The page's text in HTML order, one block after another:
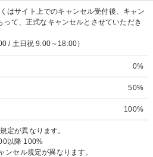
はサイト上でのキャンセル受付後、キャン
て、正式なキャンセルとさせていただき
/ 土日祝 9:00～18:00）
0%
50%
100%
定が異なります。
以降 100%
セル規定が異なります。